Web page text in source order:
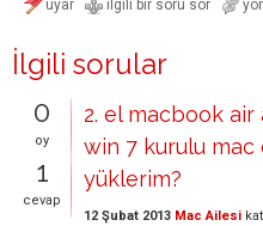
İlgili sorular
0
oy
1
cevap
2. el macbook air
win 7 kurulu mac
yüklerim?
12 Şubat 2013 Mac Ailesi